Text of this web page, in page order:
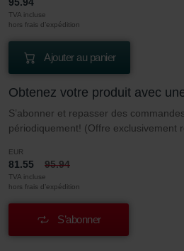
TVA incluse
hors frais d’expédition
Ajouter au panier
Obtenez votre produit avec
S’abonner et repasser des
périodiquement! (Offre exclusivement
EUR
81.55 95.94
TVA incluse
hors frais d’expédition
S’abonner